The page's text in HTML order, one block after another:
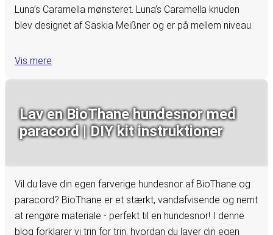
Luna’s Caramella mønsteret. Luna’s Caramella knuden
blev designet af Saskia Meißner og er på mellem niveau.
Vis mere
Lav en BioThane hundesnor med
paracord | DIY kit instruktioner
Vil du lave din egen farverige hundesnor af BioThane og
paracord? BioThane er et stærkt, vandafvisende og nemt
at rengøre materiale - perfekt til en hundesnor! I denne
blog forklarer vi trin for trin, hvordan du laver din egen